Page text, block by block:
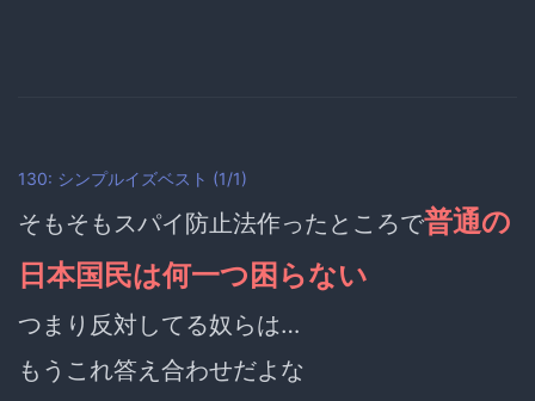
130: シンプルイズベスト (1/1)
そもそもスパイ防止法作ったところで普通の
日本国民は何一つ困らない
つまり反対してる奴らは…
もうこれ答え合わせだよな